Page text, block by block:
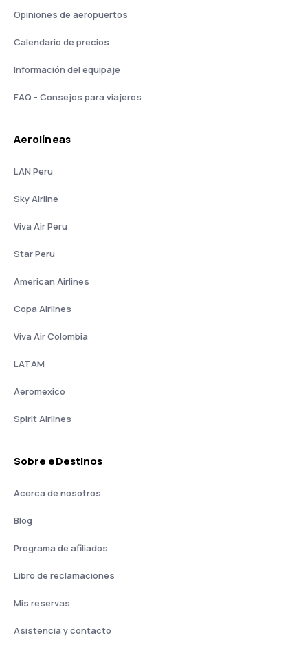
Opiniones de aeropuertos
Calendario de precios
Información del equipaje
FAQ - Consejos para viajeros
Aerolíneas
LAN Peru
Sky Airline
Viva Air Peru
Star Peru
American Airlines
Copa Airlines
Viva Air Colombia
LATAM
Aeromexico
Spirit Airlines
Sobre eDestinos
Acerca de nosotros
Blog
Programa de afiliados
Libro de reclamaciones
Mis reservas
Asistencia y contacto